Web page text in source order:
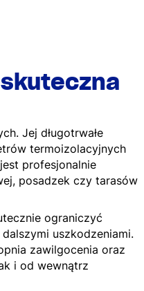
Jej długotrwałe
termoizolacyjnych
profesjonalnie
posadzek czy tarasów
ograniczyć
uszkodzeniami.
zawilgocenia oraz
i od wewnątrz